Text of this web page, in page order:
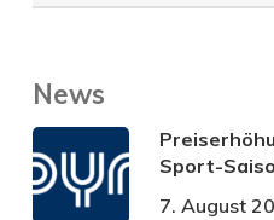
News
Sport-
7. August